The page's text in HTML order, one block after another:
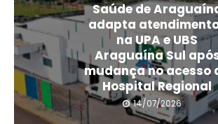
Saúde de
adapta
na UPA e UBS
Araguaína Sul
mudança no acesso
Hospital Regional
14/07/2026